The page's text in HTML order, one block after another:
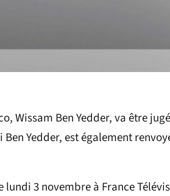
Wissam Ben Yedder, va être
Yedder, est également
3 novembre à France